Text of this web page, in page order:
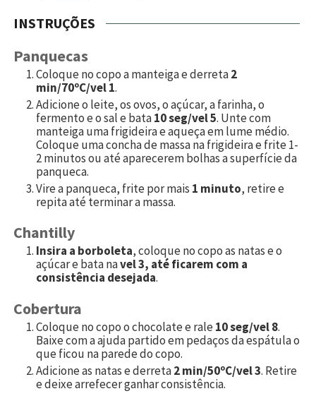
INSTRUÇÕES
Panquecas
Coloque no copo a manteiga e derreta2
min/70ºC/vel 1.
Adicione o leite, os ovos, o açúcar, a farinha, o
fermento e o sal e bata10 seg/vel 5. Unte com
manteiga uma frigideira e aqueça em lume médio.
Coloque uma concha de massa na frigideira e frite 1-
2 minutos ou até aparecerem bolhas a superfície da
panqueca.
Vire a panqueca, frite por mais 1 minuto, retire e
repita até terminar a massa.
Chantilly
Insira a borboleta, coloque no copo as natas e o
açúcar e bata navel 3, até ficarem com a
consistência desejada.
Cobertura
Coloque no copo o chocolate e rale10 seg/vel 8.
Baixe com a ajuda partido em pedaços da espátula o
que ficou na parede do copo.
Adicione as natas e derreta2 min/50ºC/vel 3. Retire
e deixe arrefecer ganhar consistência.